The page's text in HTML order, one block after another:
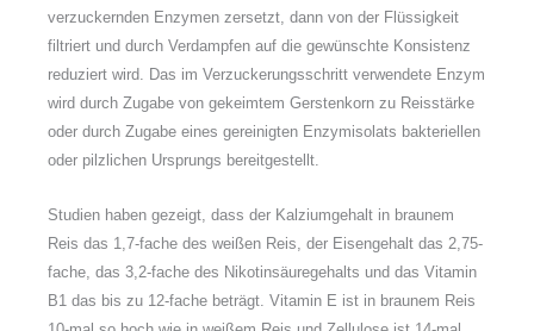
verzuckernden Enzymen zersetzt, dann von der Flüssigkeit
filtriert und durch Verdampfen auf die gewünschte Konsistenz
reduziert wird. Das im Verzuckerungsschritt verwendete Enzym
wird durch Zugabe von gekeimtem Gerstenkorn zu Reisstärke
oder durch Zugabe eines gereinigten Enzymisolats bakteriellen
oder pilzlichen Ursprungs bereitgestellt.
Studien haben gezeigt, dass der Kalziumgehalt in braunem
Reis das 1,7-fache des weißen Reis, der Eisengehalt das 2,75-
fache, das 3,2-fache des Nikotinsäuregehalts und das Vitamin
B1 das bis zu 12-fache beträgt. Vitamin E ist in braunem Reis